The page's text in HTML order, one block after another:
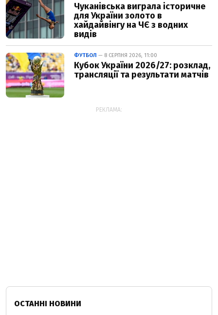
Чуканівська виграла історичне
для України золото в
хайдайвінгу на ЧЄ з водних
видів
ФУТБОЛ — 8 СЕРПНЯ 2026, 11:00
Кубок України 2026/27: розклад,
трансляції та результати матчів
РЕКЛАМА:
ОСТАННІ НОВИНИ